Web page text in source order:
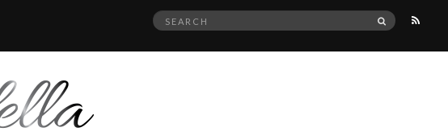
Search
SEARCH